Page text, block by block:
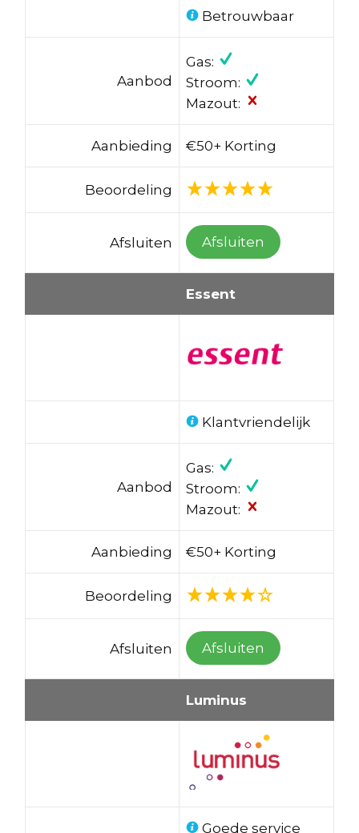
Betrouwbaar
Aanbod
Gas:
Stroom:
Mazout:
Aanbieding €50+ Korting
Beoordeling
Afsluiten Afsluiten
Essent
Klantvriendelijk
Aanbod
Gas:
Stroom:
Mazout:
Aanbieding €50+ Korting
Beoordeling
Afsluiten Afsluiten
Luminus
Goede service